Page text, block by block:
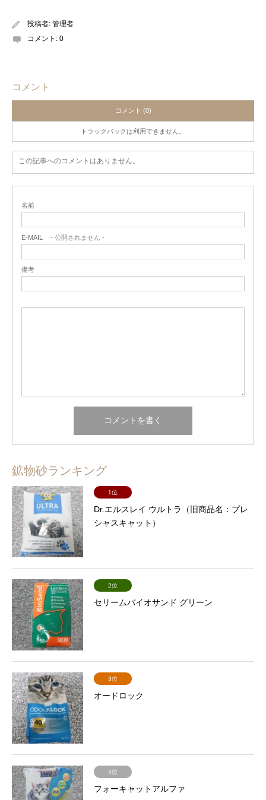
投稿者: 管理者
コメント: 0
コメント
コメント (0)
トラックバックは利用できません。
この記事へのコメントはありません。
名前
E-MAIL - 公開されません -
備考
鉱物砂ランキング
1位
Dr.エルスレイ ウルトラ（旧商品名：プレ
シャスキャット）
2位
セリームバイオサンド グリーン
3位
オードロック
4位
フォーキャットアルファ